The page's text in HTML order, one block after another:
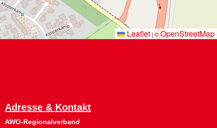
Leaflet |©OpenStreetMap
Adresse & Kontakt
AWO-Regionalverband